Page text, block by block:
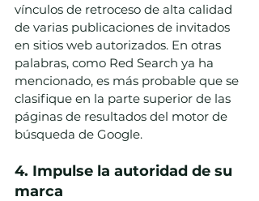
vínculos de retroceso de alta calidad
de varias publicaciones de invitados
en sitios web autorizados. En otras
palabras, como Red Search ya ha
mencionado, es más probable que se
clasifique en la parte superior de las
páginas de resultados del motor de
búsqueda de Google.
4. Impulse la autoridad de su
marca